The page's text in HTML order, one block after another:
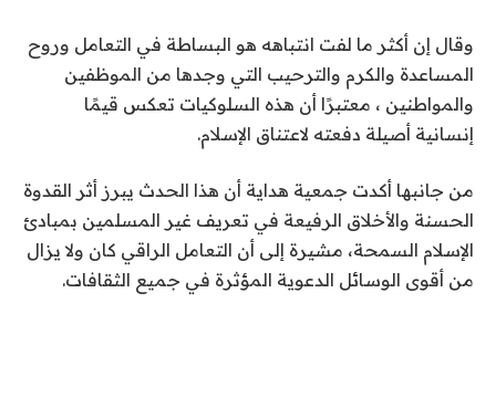
وقال إن أكثر ما لفت انتباهه هو البساطة في التعامل وروح
المساعدة والكرم والترحيب التي وجدها من الموظفين
والمواطنين ، معتبرًا أن هذه السلوكيات تعكس قيمًا
إنسانية أصيلة دفعته لاعتناق الإسلام.
من جانبها أكدت جمعية هداية أن هذا الحدث يبرز أثر القدوة
الحسنة والأخلاق الرفيعة في تعريف غير المسلمين بمبادئ
الإسلام السمحة، مشيرة إلى أن التعامل الراقي كان ولا يزال
من أقوى الوسائل الدعوية المؤثرة في جميع الثقافات.